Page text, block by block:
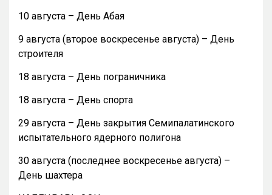
10 августа – День Абая
9 августа (второе воскресенье августа) – День
строителя
18 августа – День пограничника
18 августа – День спорта
29 августа – День закрытия Семипалатинского
испытательного ядерного полигона
30 августа (последнее воскресенье августа) –
День шахтера